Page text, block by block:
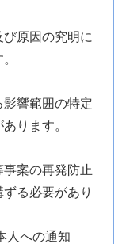
原因の究明に
響範囲の特定
ります。
案の再発防止
る必要があり
人への通知